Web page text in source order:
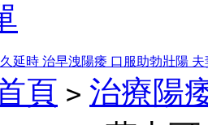
延時 治早洩陽痿 口服助勃壯陽
頁 > 治療陽